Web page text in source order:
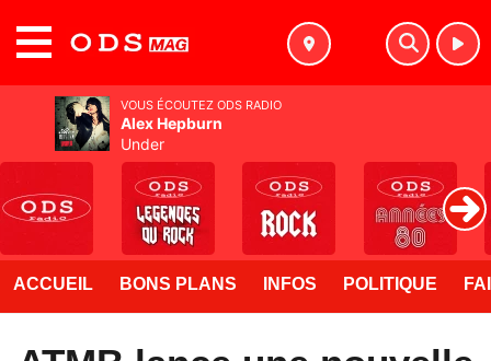
ACCUEIL BONS PLANS INFOS POLITIQUE
VOUS ÉCOUTEZ ODS RADIO
Alex Hepburn
Under